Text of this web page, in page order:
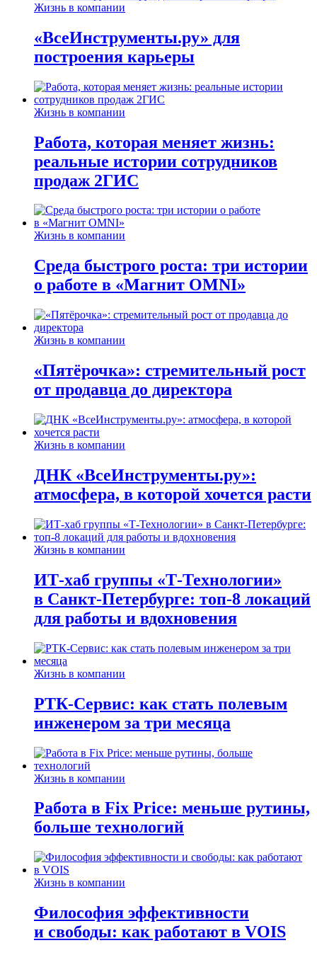
Жизнь в компании
«ВсеИнструменты.ру» для
построения карьеры
Жизнь в компании
Работа, которая меняет жизнь:
реальные истории сотрудников
продаж 2ГИС
Жизнь в компании
Среда быстрого роста: три истории
о работе в «Магнит OMNI»
Жизнь в компании
«Пятёрочка»: стремительный рост
от продавца до директора
Жизнь в компании
ДНК «ВсеИнструменты.ру»:
атмосфера, в которой хочется расти
Жизнь в компании
ИТ-хаб группы «Т-Технологии»
в Санкт-Петербурге: топ-8 локаций
для работы и вдохновения
Жизнь в компании
РТК-Сервис: как стать полевым
инженером за три месяца
Жизнь в компании
Работа в Fix Price: меньше рутины,
больше технологий
Жизнь в компании
Философия эффективности
и свободы: как работают в VOIS